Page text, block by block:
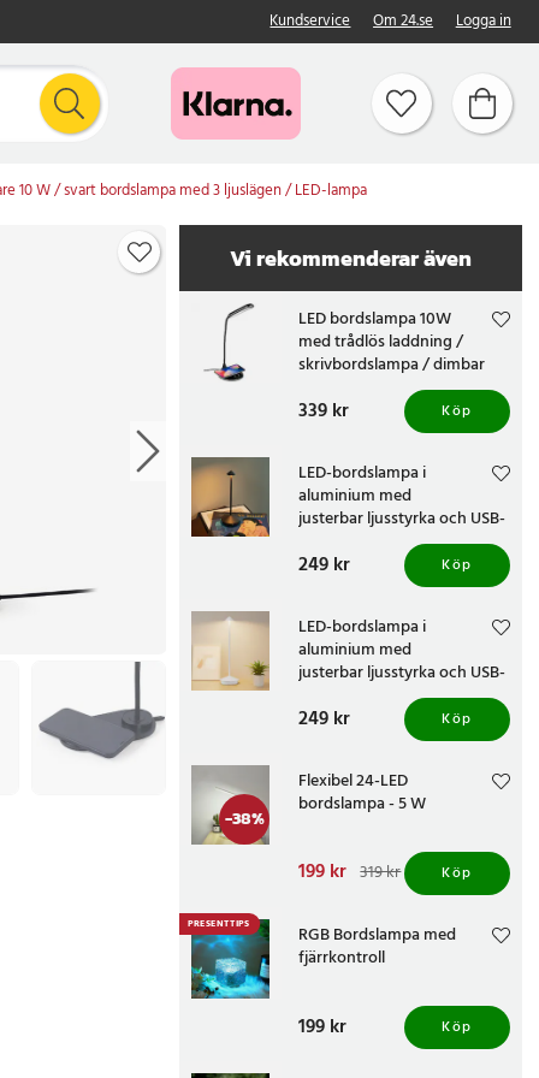
Kundservice Om 24.se Logga in
10 W / svart bordslampa med 3 ljuslägen / LED-lampa
Vi rekommenderar även
LED bordslampa 10W
med trådlös laddning /
skrivbordslampa / dimbar
lampa med touchkontroll
Pris:339 kr
339 kr Köp
LED-bordslampa i
aluminium med
justerbar ljusstyrka och USB-
laddning - Svart
Pris:249 kr
249 kr Köp
LED-bordslampa i
aluminium med
justerbar ljusstyrka och USB-
Pris:249 kr
249 kr Köp
-38%
Flexibel 24-LED
bordslampa - 5 W
Nuvarande pris
Tidigare pris 319 kr
199 kr 319 kr Köp
PRESENTTIPS
RGB Bordslampa med
fjärrkontroll
Pris :199 kr
199 kr Köp